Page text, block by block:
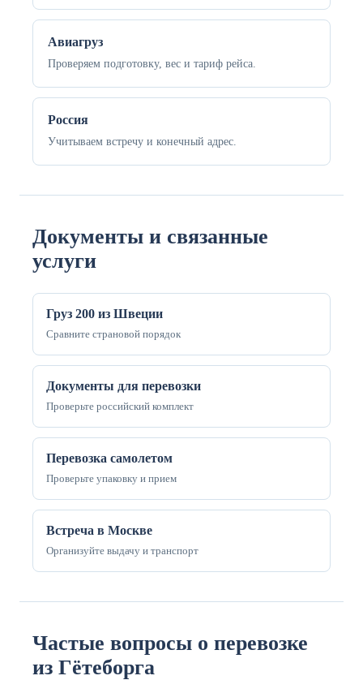
Авиагруз
Проверяем подготовку, вес и тариф рейса.
Россия
Учитываем встречу и конечный адрес.
Документы и связанные
услуги
Груз 200 из Швеции
Сравните страновой порядок
Документы для перевозки
Проверьте российский комплект
Перевозка самолетом
Проверьте упаковку и прием
Встреча в Москве
Организуйте выдачу и транспорт
Частые вопросы о перевозке
из Гётеборга